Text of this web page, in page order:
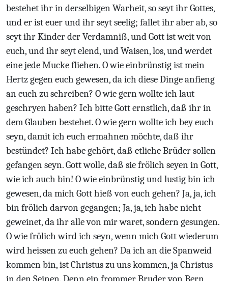
bestehet ihr in derselbigen Warheit, so seyt ihr Gottes,
und er ist euer und ihr seyt seelig; fallet ihr aber ab, so
seyt ihr Kinder der Verdamniß, und Gott ist weit von
euch, und ihr seyt elend, und Waisen, los, und werdet
eine jede Mucke fliehen. O wie einbrünstig ist mein
Hertz gegen euch gewesen, da ich diese Dinge anfieng
an euch zu schreiben? O wie gern wollte ich laut
geschryen haben? Ich bitte Gott ernstlich, daß ihr in
dem Glauben bestehet. O wie gern wollte ich bey euch
seyn, damit ich euch ermahnen möchte, daß ihr
bestündet? Ich habe gehört, daß etliche Brüder sollen
gefangen seyn. Gott wolle, daß sie frölich seyen in Gott,
wie ich auch bin! O wie einbrünstig und lustig bin ich
gewesen, da mich Gott hieß von euch gehen? Ja, ja, ich
bin frölich darvon gegangen; Ja, ja, ich habe nicht
geweinet, da ihr alle von mir waret, sondern gesungen.
O wie frölich wird ich seyn, wenn mich Gott wiederum
wird heissen zu euch gehen? Da ich an die Spanweid
kommen bin, ist Christus zu uns kommen, ja Christus